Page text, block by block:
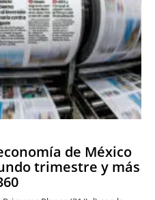
de México
trimestre y más